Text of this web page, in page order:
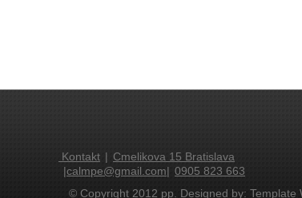
Kontakt | Cmelikova 15 Bratislava
|calmpe@gmail.com| 0905 823 663
© Copyright 2012 pp. Designed by: Template